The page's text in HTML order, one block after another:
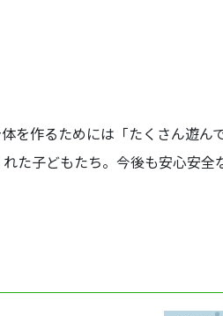
を作るためには「たくさん遊ん
た子どもたち。今後も安心安全